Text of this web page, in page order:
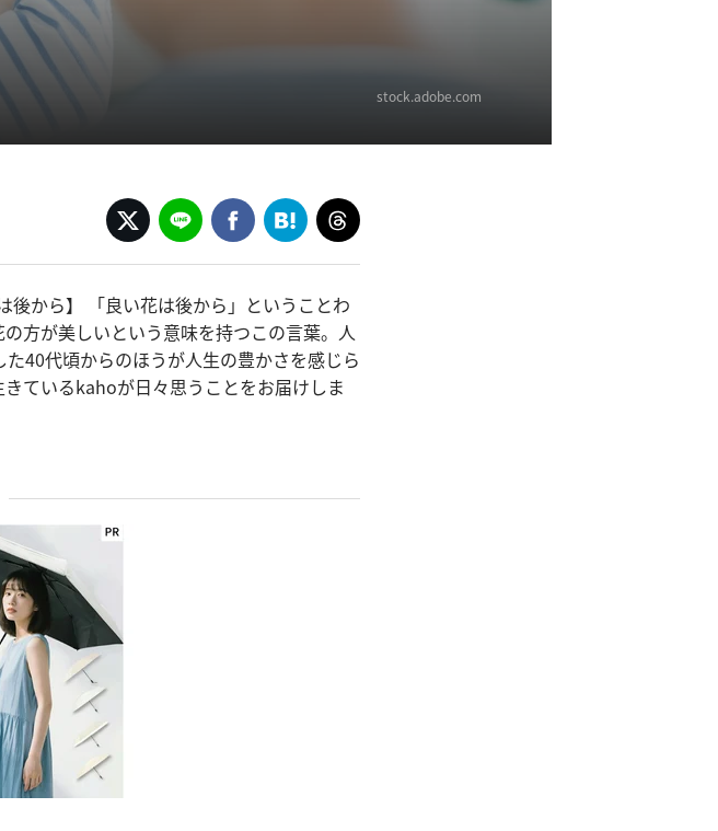
stock.adobe.com
から】 「良い花は後から」ということわ
方が美しいという意味を持つこの言葉。人
40代頃からのほうが人生の豊かさを感じら
ているkahoが日々思うことをお届けしま